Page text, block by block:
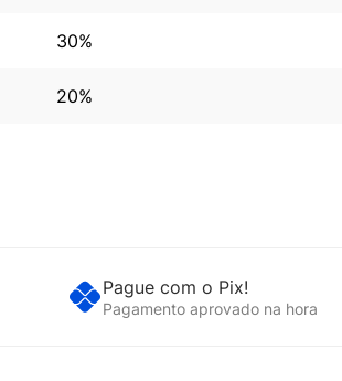
30%
20%
Pague com o Pix!
Pagamento aprovado na hora